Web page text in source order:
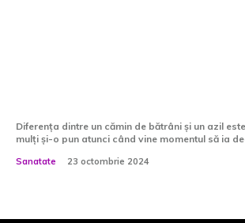
Diferența dintre un cămin de bătrâni și un azil
mulți și-o pun atunci când vine momentul să ia
Sanatate 23 octombrie 2024